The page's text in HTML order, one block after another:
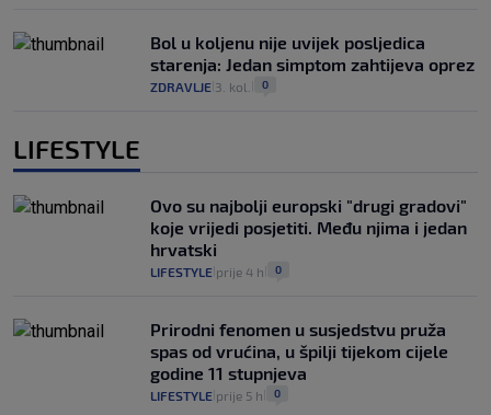
Bol u koljenu nije uvijek posljedica
starenja: Jedan simptom zahtijeva oprez
ZDRAVLJE 3. kol. 0
LIFESTYLE
Ovo su najbolji europski "drugi gradovi"
koje vrijedi posjetiti. Među njima i jedan
hrvatski
LIFESTYLE prije 4 h 0
Prirodni fenomen u susjedstvu pruža
spas od vrućina, u špilji tijekom cijele
godine 11 stupnjeva
LIFESTYLE prije 5 h 0